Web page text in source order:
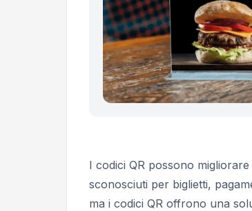
I codici QR possono
sconosciuti per biglietti,
ma i codici QR offrono una